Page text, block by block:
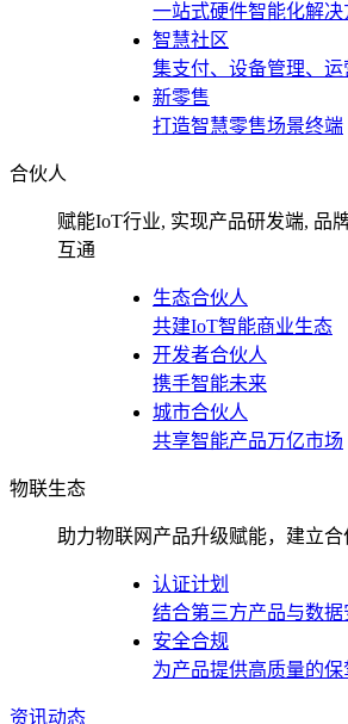
一站式硬件智能化解决
智慧社区
集支付、设备管理、运
新零售
打造智慧零售场景终端
合伙人
赋能IoT行业, 实现产品研发端, 品
互通
生态合伙人
共建IoT智能商业生态
开发者合伙人
携手智能未来
城市合伙人
共享智能产品万亿市场
物联生态
助力物联网产品升级赋能，建立合
认证计划
结合第三方产品与数据
安全合规
为产品提供高质量的保
资讯动态